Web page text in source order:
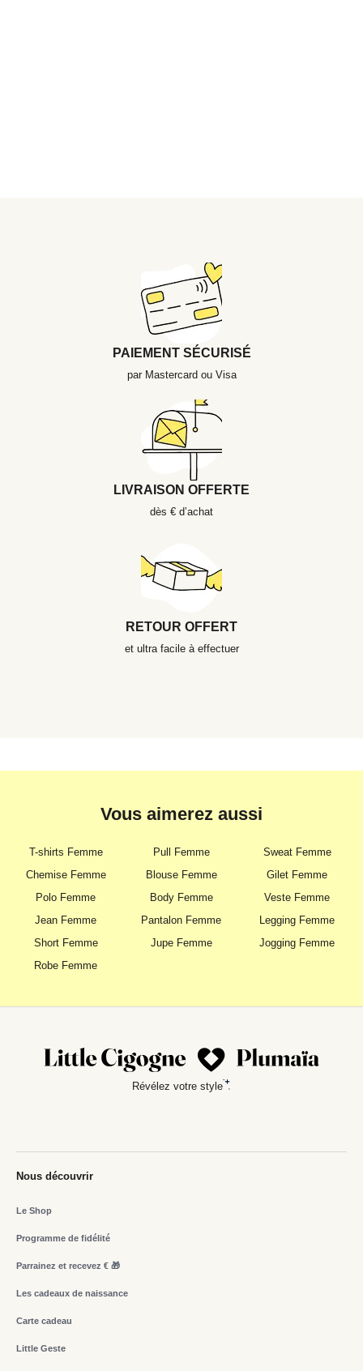
PAIEMENT SÉCURISÉ
par Mastercard ou Visa
LIVRAISON OFFERTE
dès € d’achat
RETOUR OFFERT
et ultra facile à effectuer
Vous aimerez aussi
T-shirts Femme Pull Femme
Sweat Femme
Chemise Femme
Blouse Femme
Gilet Femme
Polo Femme
Body Femme
Veste Femme
Jean Femme
Pantalon Femme
Legging Femme
Short Femme
Jupe Femme
Jogging Femme
Robe Femme
Révélez votre style
Nous découvrir
Le Shop
Programme de fidélité
Parrainez et recevez € 🎁
Les cadeaux de naissance
Carte cadeau
Little Geste